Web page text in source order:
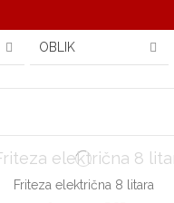
OBLIK
Friteza električna 8 litara